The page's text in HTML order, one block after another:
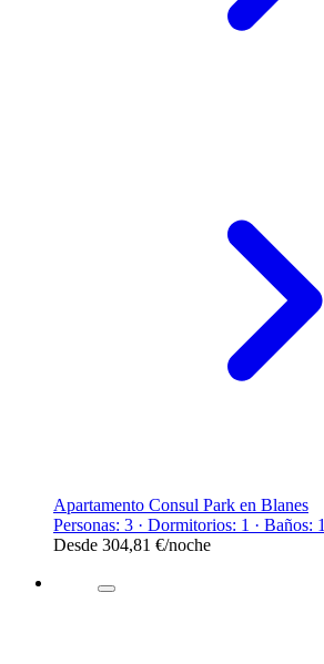
Apartamento Consul Park en Blanes
Personas: 3 · Dormitorios: 1 · Baños: 1
Desde 304,81 €/noche